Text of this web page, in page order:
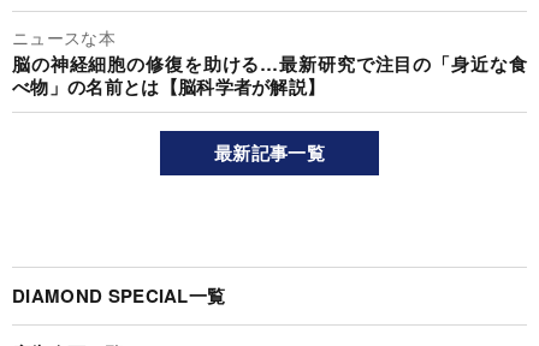
ニュースな本
脳の神経細胞の修復を助ける…最新研究で注目の「身近な食
べ物」の名前とは【脳科学者が解説】
最新記事一覧
DIAMOND SPECIAL一覧